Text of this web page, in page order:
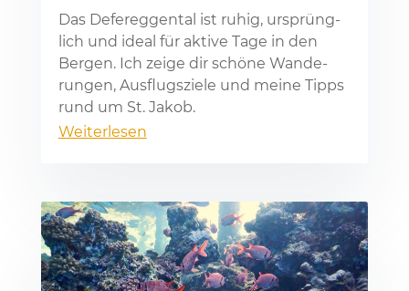
Das De­fe­reg­gen­tal ist ru­hig, ur­sprüng­
lich und ide­al für ak­ti­ve Tage in den
Ber­gen. Ich zei­ge dir schö­ne Wan­de­
run­gen, Aus­flugs­zie­le und mei­ne Tipps
rund um St. Ja­kob.
Weiterlesen